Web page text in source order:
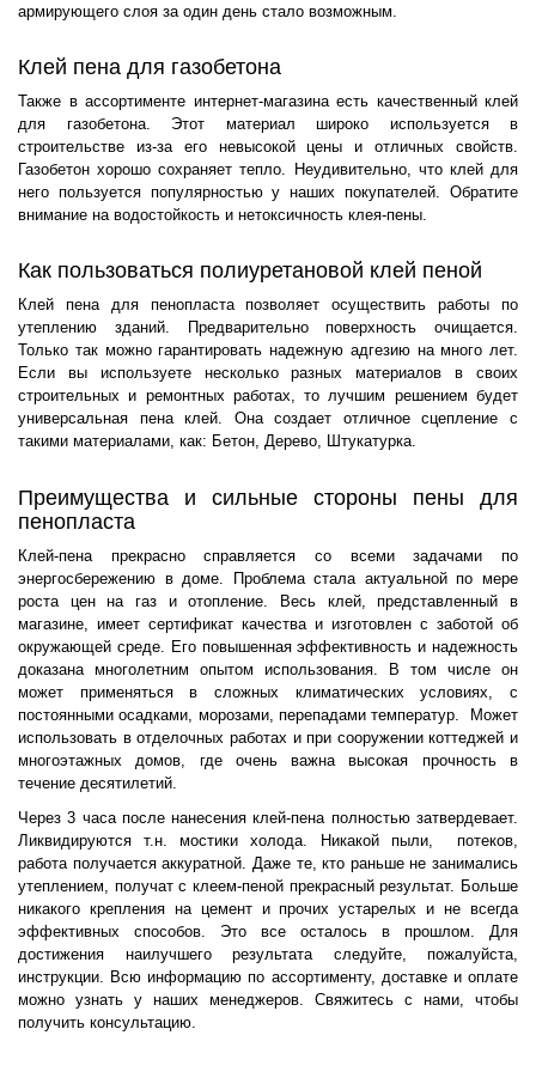
армирующего слоя за один день стало возможным.
Клей пена для газобетона
Также в ассортименте интернет-магазина есть качественный клей
для газобетона. Этот материал широко используется в
строительстве из-за его невысокой цены и отличных свойств.
Газобетон хорошо сохраняет тепло. Неудивительно, что клей для
него пользуется популярностью у наших покупателей. Обратите
внимание на водостойкость и нетоксичность клея-пены.
Как пользоваться полиуретановой клей пеной
Клей пена для пенопласта позволяет осуществить работы по
утеплению зданий. Предварительно поверхность очищается.
Только так можно гарантировать надежную адгезию на много лет.
Если вы используете несколько разных материалов в своих
строительных и ремонтных работах, то лучшим решением будет
универсальная пена клей. Она создает отличное сцепление с
такими материалами, как: Бетон, Дерево, Штукатурка.
Преимущества и сильные стороны пены для
пенопласта
Клей-пена прекрасно справляется со всеми задачами по
энергосбережению в доме. Проблема стала актуальной по мере
роста цен на газ и отопление. Весь клей, представленный в
магазине, имеет сертификат качества и изготовлен с заботой об
окружающей среде. Его повышенная эффективность и надежность
доказана многолетним опытом использования. В том числе он
может применяться в сложных климатических условиях, с
постоянными осадками, морозами, перепадами температур. Может
использовать в отделочных работах и при сооружении коттеджей и
многоэтажных домов, где очень важна высокая прочность в
течение десятилетий.
Через 3 часа после нанесения клей-пена полностью затвердевает.
Ликвидируются т.н. мостики холода. Никакой пыли, потеков,
работа получается аккуратной. Даже те, кто раньше не занимались
утеплением, получат с клеем-пеной прекрасный результат. Больше
никакого крепления на цемент и прочих устарелых и не всегда
эффективных способов. Это все осталось в прошлом. Для
достижения наилучшего результата следуйте, пожалуйста,
инструкции. Всю информацию по ассортименту, доставке и оплате
можно узнать у наших менеджеров. Свяжитесь с нами, чтобы
получить консультацию.